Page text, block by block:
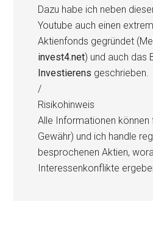
Dazu habe ich neben
Youtube auch einen
Aktienfonds gegründet
invest4.net) und auch das
Investierens geschrieben.
/
Risikohinweis
Alle Informationen können
Gewähr) und ich handle
besprochenen Aktien,
Interessenkonflikte